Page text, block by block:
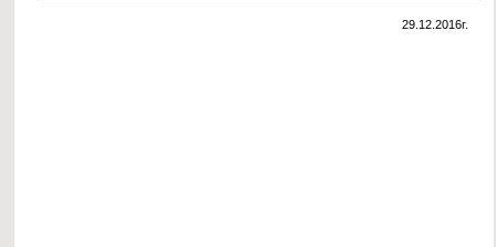
29.12.2016г.